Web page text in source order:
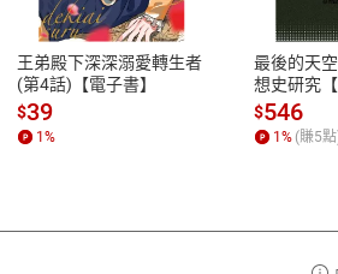
性
參
服務時間：週一到週五 10:00-
13:00-17:00 (國定假日及例假
客服電話：0080-1857077
王弟殿下深深溺愛轉生者
(第4話)【電子書】
$39
1%
最後的天
想史研究【
$546
1% (賺5